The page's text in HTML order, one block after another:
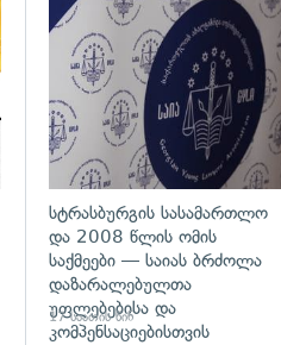
გადახედვა
სტრასბურგის სასამართლო
და 2008 წლის ომის
საქმეები — საიას ბრძოლა
დაზარალებულთა
უფლებებისა და
კომპენსაციებისთვის
17 საათის წინ